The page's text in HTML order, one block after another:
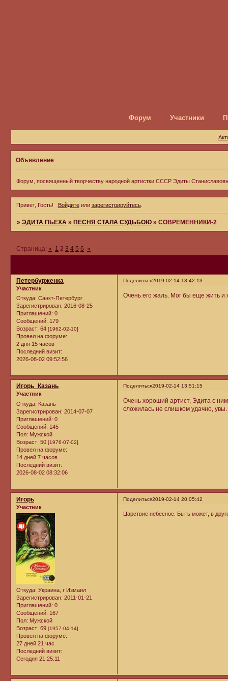
Форум Участники
Объявление
Форум, посвященный творчеству народной артистки СССР Эдиты
Привет, Гость! Войдитеили зарегистрируйтесь.
»ЭДИТА ПЬЕХА »ПЕСНЯ СТАЛА СУДЬБОЮ »СОВРЕМЕННИКИ-2
Страница:« 1 2 3 4 5 6 »
Поделиться2019-02-14 13:42:13
Петербурженка
Участник
Откуда: Санкт-Петербург
Зарегистрирован: 2016-08-25
Приглашений: 0
Сообщений: 179
Возраст: 64 [1962-02-10]
Провел на форуме:
2 дня 15 часов
Последний визит:
2026-08-02 09:52:56
Очень его жаль. Мог бы еще жить и
Поделиться2019-02-14 13:51:15
Игорь_Казань
Участник
Откуда: Казань
Зарегистрирован: 2014-07-07
Приглашений: 0
Сообщений: 145
Пол: Мужской
Возраст: 50 [1976-07-02]
Провел на форуме:
14 дней 7 часов
Последний визит:
2026-08-02 08:32:06
Очень хороший артист, Эдита с
сложилась не слишком удачно, увы.
Поделиться2019-02-14 20:05:42
Игорь
Участник
Откуда: Украина, г Измаил
Зарегистрирован: 2011-01-21
Приглашений: 0
Сообщений: 167
Пол: Мужской
Возраст: 69 [1957-04-14]
Провел на форуме:
27 дней 21 час
Последний визит:
Сегодня 21:25:11
Царствие небесное. Быть может, в